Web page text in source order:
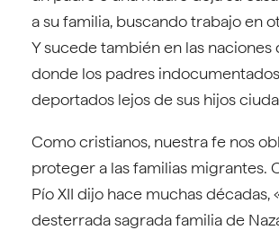
a su familia, buscando trabajo en
Y sucede también en las naciones
donde los padres
deportados lejos de sus hijos
Como cristianos, nuestra fe nos
proteger a las familias migrantes.
Pío XII dijo hace muchas décadas,
desterrada sagrada familia de